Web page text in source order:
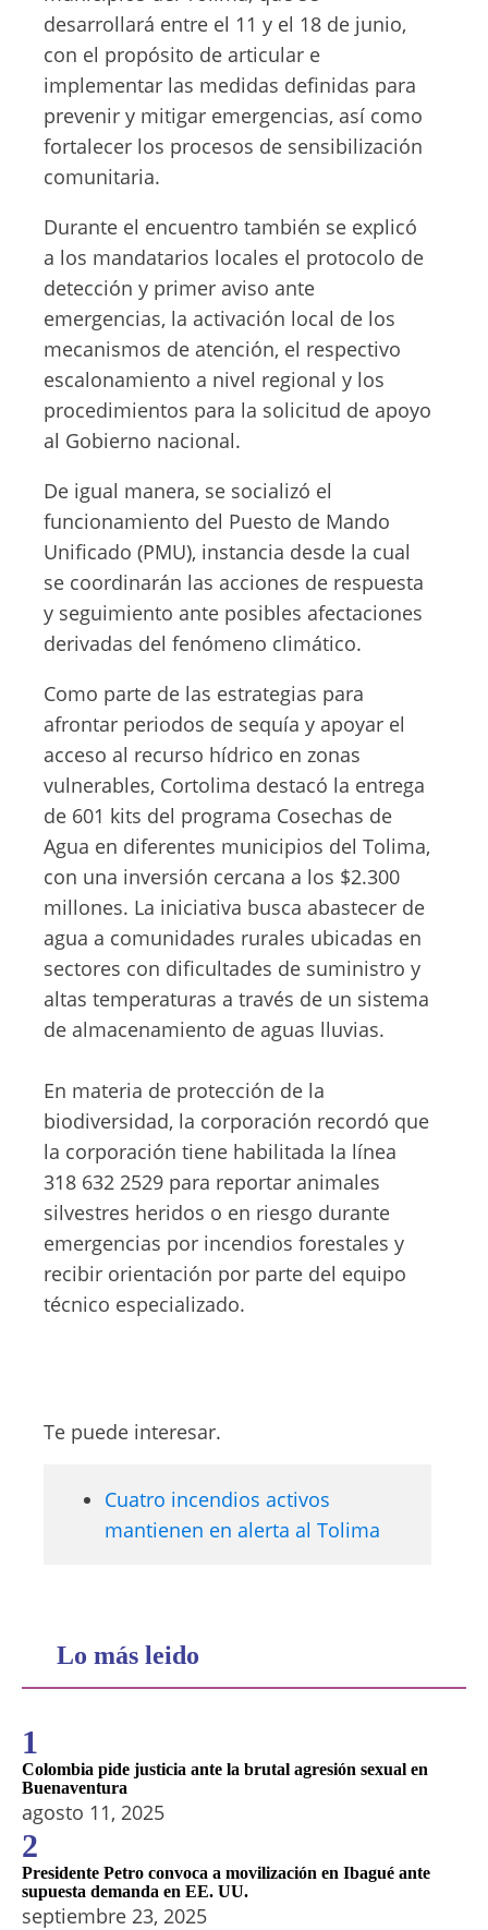
desarrollará entre el 11 y el 18 de junio,
con el propósito de articular e
implementar las medidas definidas para
prevenir y mitigar emergencias, así como
fortalecer los procesos de sensibilización
comunitaria.
Durante el encuentro también se explicó
a los mandatarios locales el protocolo de
detección y primer aviso ante
emergencias, la activación local de los
mecanismos de atención, el respectivo
escalonamiento a nivel regional y los
procedimientos para la solicitud de apoyo
al Gobierno nacional.
De igual manera, se socializó el
funcionamiento del Puesto de Mando
Unificado (PMU), instancia desde la cual
se coordinarán las acciones de respuesta
y seguimiento ante posibles afectaciones
derivadas del fenómeno climático.
Como parte de las estrategias para
afrontar periodos de sequía y apoyar el
acceso al recurso hídrico en zonas
vulnerables, Cortolima destacó la entrega
de 601 kits del programa Cosechas de
Agua en diferentes municipios del Tolima,
con una inversión cercana a los $2.300
millones. La iniciativa busca abastecer de
agua a comunidades rurales ubicadas en
sectores con dificultades de suministro y
altas temperaturas a través de un sistema
de almacenamiento de aguas lluvias.
En materia de protección de la
biodiversidad, la corporación recordó que
la corporación tiene habilitada la línea
318 632 2529 para reportar animales
silvestres heridos o en riesgo durante
emergencias por incendios forestales y
recibir orientación por parte del equipo
técnico especializado.
Te puede interesar.
Cuatro incendios activos
mantienen en alerta al Tolima
Lo más leido
1
Colombia pide justicia ante la brutal agresión sexual en
Buenaventura
agosto 11, 2025
2
Presidente Petro convoca a movilización en Ibagué ante
supuesta demanda en EE. UU.
septiembre 23, 2025